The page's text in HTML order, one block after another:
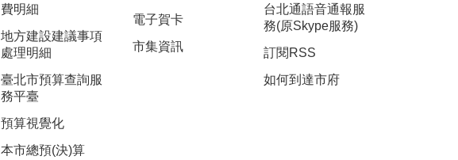
費明細
地方建設建議事項
處理明細
臺北市預算查詢服
務平臺
預算視覺化
本市總預(決)算
電子賀卡
市集資訊
台北通語音通報服
務(原Skype服務)
訂閱RSS
如何到達市府